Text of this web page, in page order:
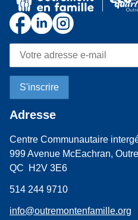
Adresse
Centre Communautaire
999 Avenue McEachran,
QC H2V 3E6
514 244 9710
info@outremontenfamille.org